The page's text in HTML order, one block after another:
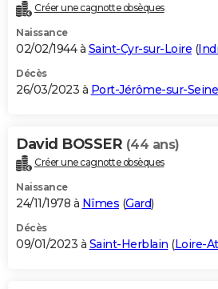
Créer une cagnotte obsèques
Naissance
02/02/1944 à Saint-Cyr-sur-Loire (
Décès
26/03/2023 à Port-Jérôme-sur-Seine
David BOSSER (44 ans)
Créer une cagnotte obsèques
Naissance
24/11/1978 à Nîmes (Gard)
Décès
09/01/2023 à Saint-Herblain (Loire-